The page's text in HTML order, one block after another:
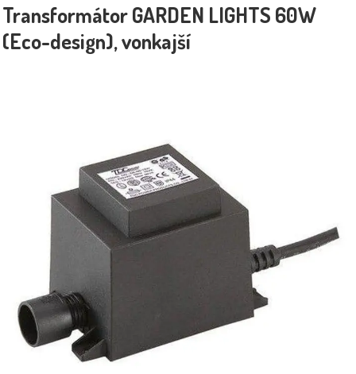
Transformátor GARDEN LIGHTS 60W
(Eco-design), vonkajší